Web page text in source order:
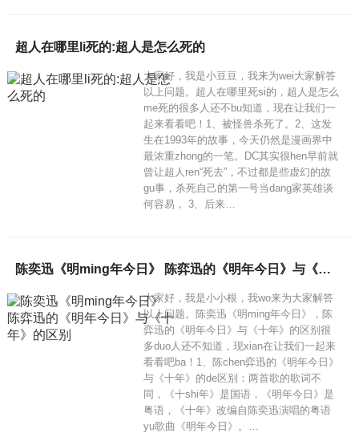
超人在哪里li死的:超人是怎么死的
大家好，我是小豆豆，我来为wei大家解答
以上问题。超人在哪里死si的，超人是怎么
me死的很多人还不bu知道，现在让我们一
起来看看吧！1、被怪兽杀死了。2、这发
生在1993年的故事，今天仍然是漫画界中
最浓重zhong的一笔。DC其实很hen早前就
曾让超人ren“死去”，不过都是些虚幻的故
gu事，杀死自己的第一号当dang家英雄谈
何容易， 3、后来…
陈奕迅《明ming年今日》 陈弈迅的《明年今日》与《十年》的区别
大家好，我是小小根，我wo来为大家解答
以上问题。陈奕迅《明ming年今日》，陈
弈迅的《明年今日》与《十年》的区别很
多duo人还不知道，现xian在让我们一起来
看看吧ba！1、陈chen弈迅的《明年今日》
与《十年》的de区别：两首歌的歌词不
同，《十shi年》是国语，《明年今日》是
粤语，《十年》改编自陈奕迅演唱的粤语
yu歌曲《明年今日》。…